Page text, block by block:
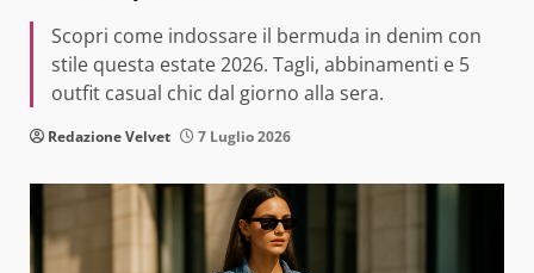
Scopri come indossare il bermuda in denim con
stile questa estate 2026. Tagli, abbinamenti e 5
outfit casual chic dal giorno alla sera.
Redazione Velvet 7 Luglio 2026